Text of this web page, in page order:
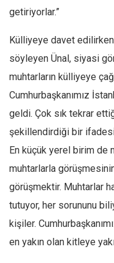
getiriyorlar.”
Külliyeye davet edilirken
söyleyen Ünal, siyasi
muhtarların külliyeye
Cumhurbaşkanımız
geldi. Çok sık tekrar
şekillendirdiği bir ifadesi
En küçük yerel birim de
muhtarlarla
görüşmektir. Muhtarlar
tutuyor, her sorununu
kişiler.
en yakın olan kitleye